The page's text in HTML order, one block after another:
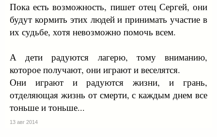
Пока есть возможность, пишет отец Сергей, они
будут кормить этих людей и принимать участие в
их судьбе, хотя невозможно помочь всем.
А дети радуются лагерю, тому вниманию,
которое получают, они играют и веселятся.
Они играют и радуются жизни, и грань,
отделяющая жизнь от смерти, с каждым днем все
тоньше и тоньше...
13 авг 2014